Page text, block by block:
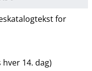
for
14. dag)